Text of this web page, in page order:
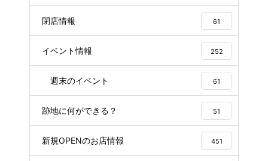
閉店情報 61
イベント情報 252
週末のイベント 61
跡地に何ができる？ 51
新規OPENのお店情報 451